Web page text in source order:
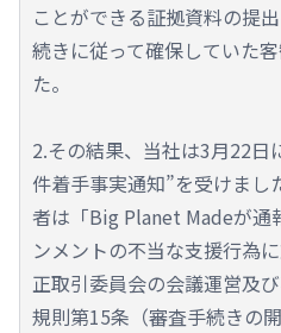
ことができる証拠資料の提
続きに従って確保していた
た。
2.その結果、当社は3月22日
件着手事実通知”を受けま
者は「Big Planet Madeが通
ンメントの不当な支援行為
正取引委員会の会議運営及
規則第15条（審査手続きの